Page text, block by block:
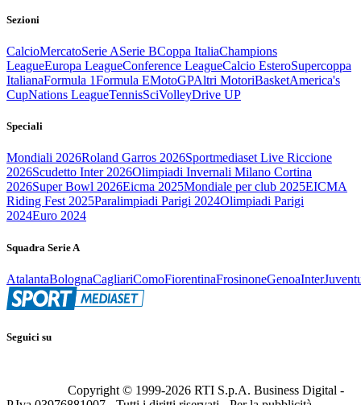
Sezioni
CalcioMercatoSerie ASerie BCoppa ItaliaChampions
LeagueEuropa LeagueConference LeagueCalcio EsteroSupercoppa
ItalianaFormula 1Formula EMotoGPAltri MotoriBasketAmerica's
CupNations LeagueTennisSciVolleyDrive UP
Speciali
Mondiali 2026Roland Garros 2026Sportmediaset Live Riccione
2026Scudetto Inter 2026Olimpiadi Invernali Milano Cortina
2026Super Bowl 2026Eicma 2025Mondiale per club 2025EICMA
Riding Fest 2025Paralimpiadi Parigi 2024Olimpiadi Parigi
2024Euro 2024
Squadra Serie A
AtalantaBolognaCagliariComoFiorentinaFrosinoneGenoaInter
Seguici su
Copyright © 1999-2026 RTI S.p.A. Business Digital -